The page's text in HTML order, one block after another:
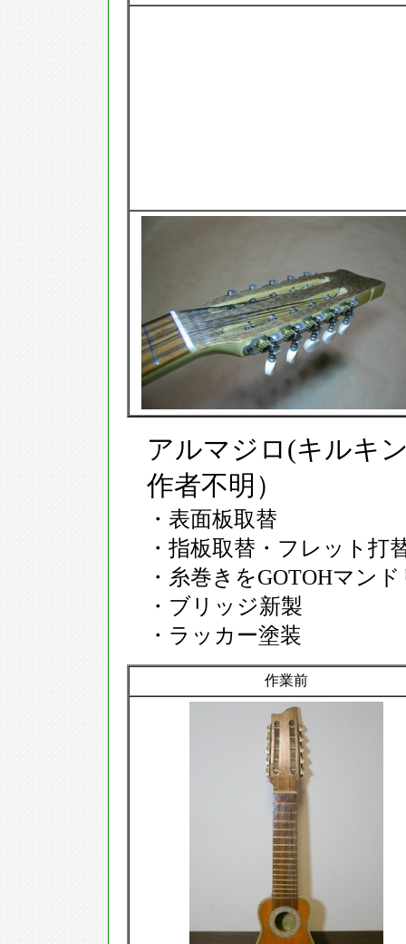
アルマジロ(キルキ
作者不明）
・表面板取替
・指板取替・フレット打
・糸巻きをGOTOHマン
・ブリッジ新製
・ラッカー塗装
作業前